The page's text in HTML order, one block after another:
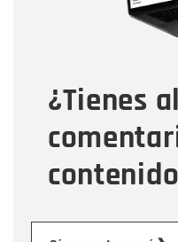
¿Tienes
Tipo de
Mensaje